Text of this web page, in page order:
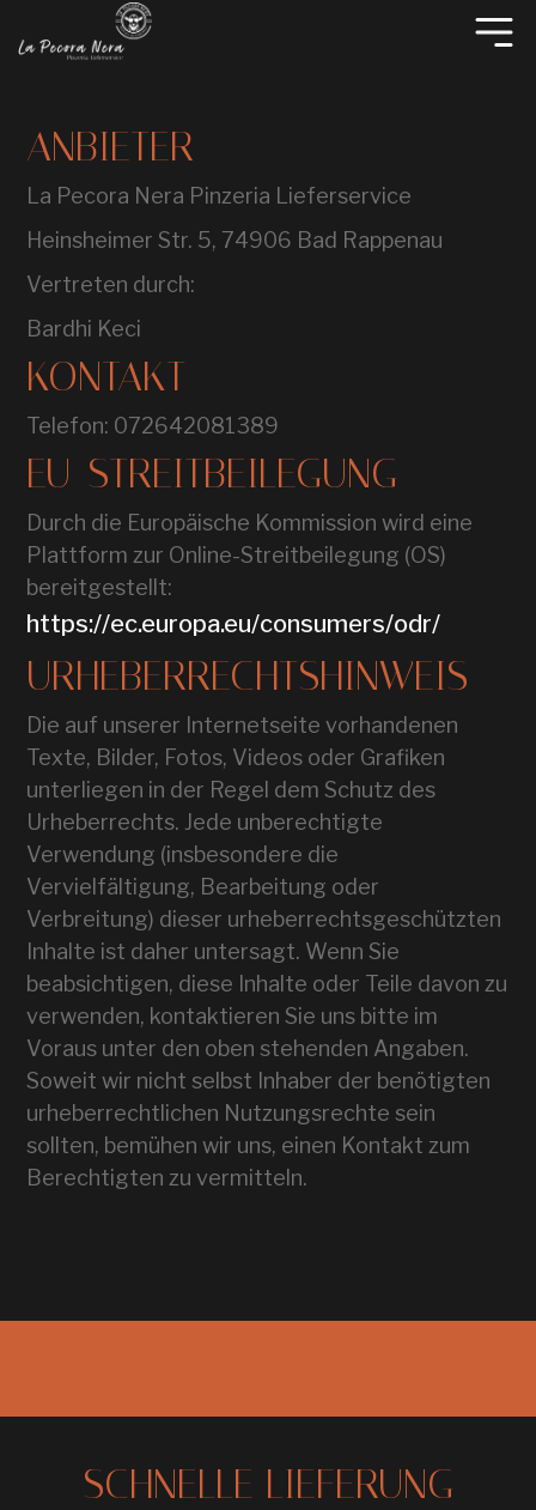
ANBIETER
La Pecora Nera Pinzeria Lieferservice
Heinsheimer Str. 5, 74906 Bad Rappenau
Vertreten durch:
Bardhi Keci
KONTAKT
Telefon: 072642081389
EU-STREITBEILEGUNG
Durch die Europäische Kommission wird eine
Plattform zur Online-Streitbeilegung (OS)
bereitgestellt:
https://ec.europa.eu/consumers/odr/
URHEBERRECHTSHINWEIS
Die auf unserer Internetseite vorhandenen
Texte, Bilder, Fotos, Videos oder Grafiken
unterliegen in der Regel dem Schutz des
Urheberrechts. Jede unberechtigte
Verwendung (insbesondere die
Vervielfältigung, Bearbeitung oder
Verbreitung) dieser urheberrechtsgeschützten
Inhalte ist daher untersagt. Wenn Sie
beabsichtigen, diese Inhalte oder Teile davon zu
verwenden, kontaktieren Sie uns bitte im
Voraus unter den oben stehenden Angaben.
Soweit wir nicht selbst Inhaber der benötigten
urheberrechtlichen Nutzungsrechte sein
sollten, bemühen wir uns, einen Kontakt zum
Berechtigten zu vermitteln.
SCHNELLE LIEFERUNG